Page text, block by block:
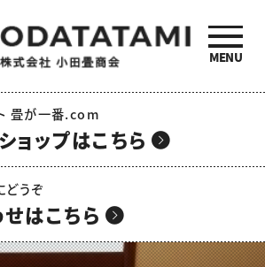
商会のご紹介 | 畳
工 小田畳商会
畳が一番.com
ョップはこちら
どうぞ
はこちら
MENU